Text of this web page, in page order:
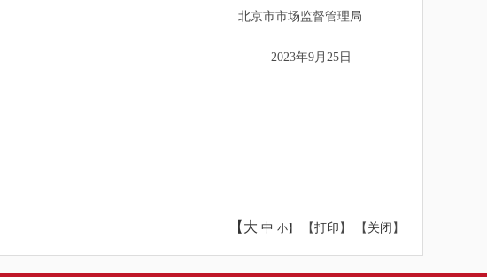
北京市市场监督管理局
2023年9月25日
【大 中 小】 【打印 】 【 关闭 】